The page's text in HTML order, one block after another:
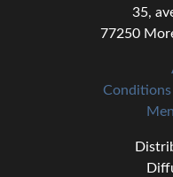
Yellow Submarine
35,
77250
Conditions